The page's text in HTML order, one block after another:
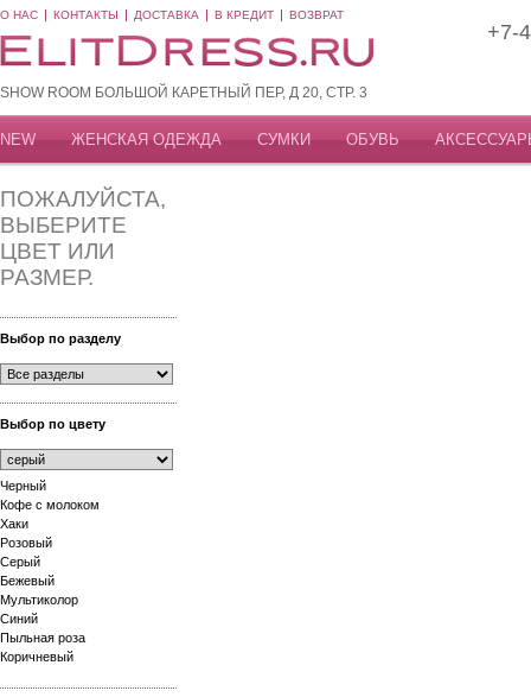
О НАС КОНТАКТЫ ДОСТАВКА В КРЕДИТ ВОЗВРАТ
SHOW ROOM БОЛЬШОЙ КАРЕТНЫЙ ПЕР, Д 20, СТР. 3
+7-
NEW ЖЕНСКАЯ ОДЕЖДА СУМКИ ОБУВЬ
ПОЖАЛУЙСТА,
ВЫБЕРИТЕ
ЦВЕТ ИЛИ
РАЗМЕР.
Выбор по разделу
Выбор по цвету
Черный
Кофе с молоком
Хаки
Розовый
Серый
Бежевый
Мультиколор
Синий
Пыльная роза
Коричневый